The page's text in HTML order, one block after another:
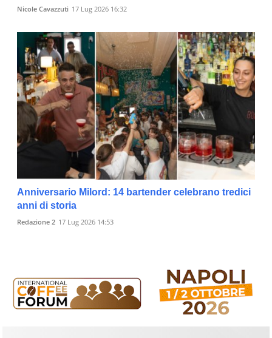
Nicole Cavazzuti 17 Lug 2026 16:32
Anniversario Milord: 14 bartender celebrano tredici
anni di storia
Redazione 2 17 Lug 2026 14:53